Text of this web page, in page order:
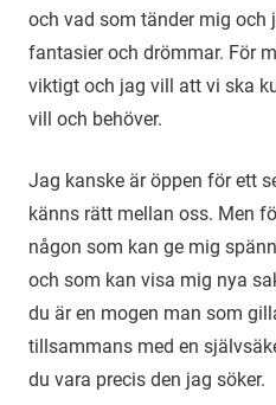
och vad som tänder mig och
fantasier och drömmar. För
viktigt och jag vill att vi ska
vill och behöver.
Jag kanske är öppen för ett
känns rätt mellan oss. Men
någon som kan ge mig
och som kan visa mig nya
du är en mogen man som
tillsammans med en
du vara precis den jag söker.